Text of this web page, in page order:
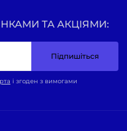
ТА АКЦІЯМИ:
Підпишіться
і згоден з вимогами